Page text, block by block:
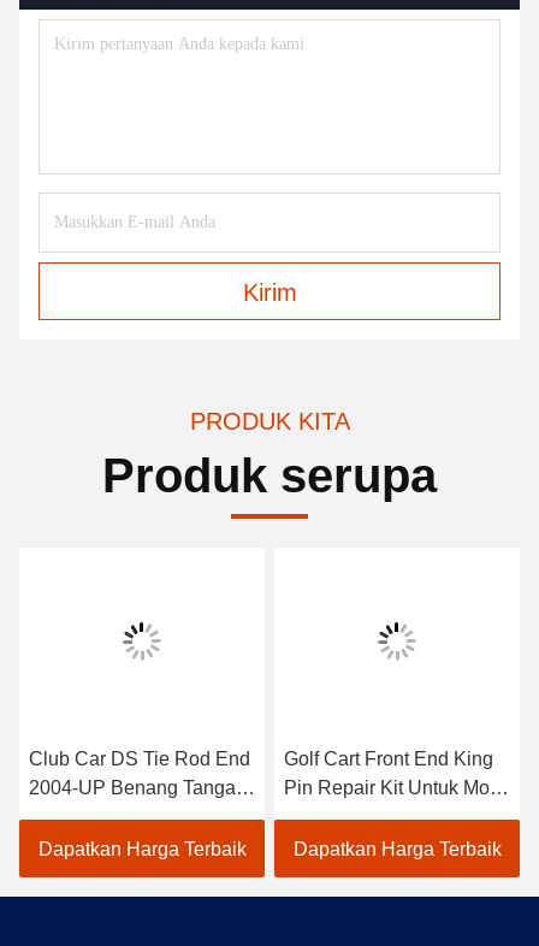
Kirim
PRODUK KITA
Produk serupa
Club Car DS Tie Rod End
2004-UP Benang Tangan
Kanan 2 pcs 102022601 /
102288301
Dapatkan Harga Terbaik
Golf Cart Front End King
Pin Repair Kit Untuk Mobil
Klub DS 1981-Up OEM
1016386
Dapatkan Harga Terbaik